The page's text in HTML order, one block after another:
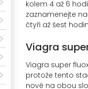
kolem 4 až 6
zaznamenejte
čtyři až šest
Viagra
Viagra super
protože tento
nové na obou